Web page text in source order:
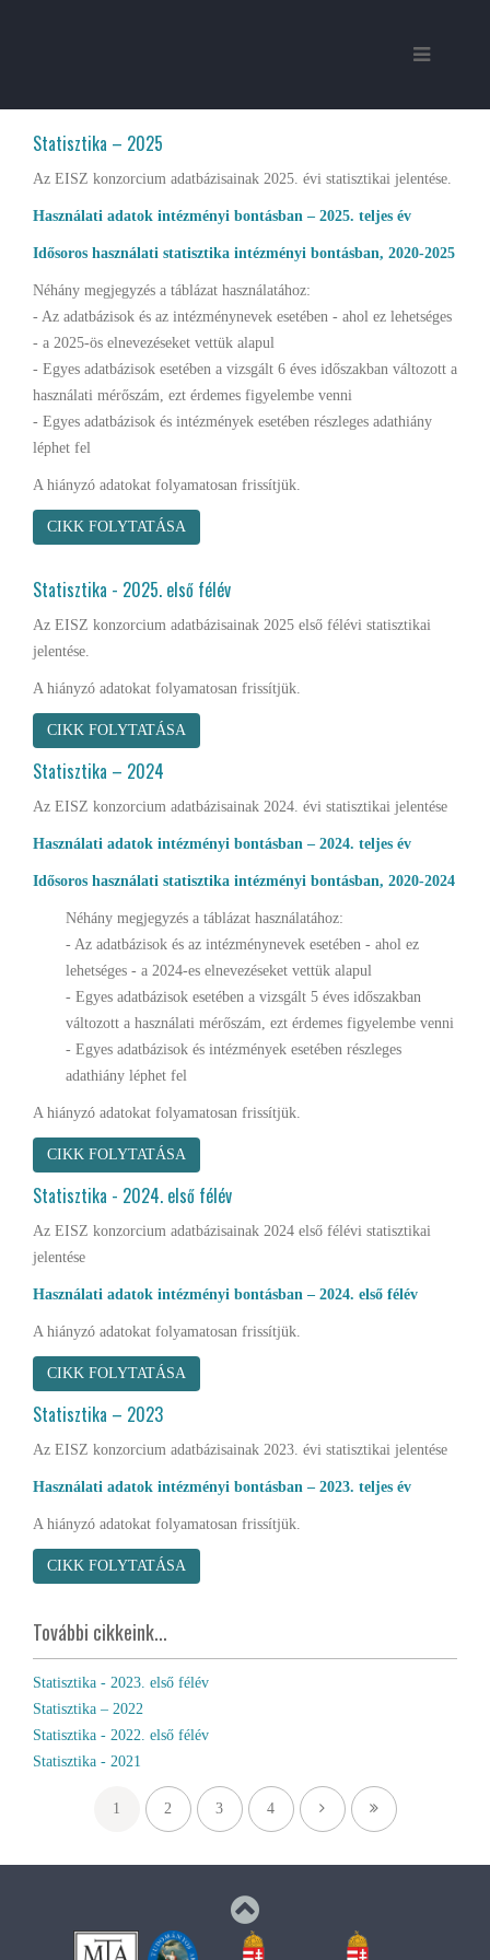
Statisztika – 2025
Az EISZ konzorcium adatbázisainak 2025. évi statisztikai jelentése.
Használati adatok intézményi bontásban – 2025. teljes év
Idősoros használati statisztika intézményi bontásban, 2020-2025
Néhány megjegyzés a táblázat használatához:
- Az adatbázisok és az intézménynevek esetében - ahol ez lehetséges
- a 2025-ös elnevezéseket vettük alapul
- Egyes adatbázisok esetében a vizsgált 6 éves időszakban változott a
használati mérőszám, ezt érdemes figyelembe venni
- Egyes adatbázisok és intézmények esetében részleges adathiány
léphet fel
A hiányzó adatokat folyamatosan frissítjük.
CIKK FOLYTATÁSA
Statisztika - 2025. első félév
Az EISZ konzorcium adatbázisainak 2025 első félévi statisztikai
jelentése.
A hiányzó adatokat folyamatosan frissítjük.
CIKK FOLYTATÁSA
Statisztika – 2024
Az EISZ konzorcium adatbázisainak 2024. évi statisztikai jelentése
Használati adatok intézményi bontásban – 2024. teljes év
Idősoros használati statisztika intézményi bontásban, 2020-2024
Néhány megjegyzés a táblázat használatához:
- Az adatbázisok és az intézménynevek esetében - ahol ez
lehetséges - a 2024-es elnevezéseket vettük alapul
- Egyes adatbázisok esetében a vizsgált 5 éves időszakban
változott a használati mérőszám, ezt érdemes figyelembe venni
- Egyes adatbázisok és intézmények esetében részleges
adathiány léphet fel
A hiányzó adatokat folyamatosan frissítjük.
CIKK FOLYTATÁSA
Statisztika - 2024. első félév
Az EISZ konzorcium adatbázisainak 2024 első félévi statisztikai
jelentése
Használati adatok intézményi bontásban – 2024. első félév
A hiányzó adatokat folyamatosan frissítjük.
CIKK FOLYTATÁSA
Statisztika – 2023
Az EISZ konzorcium adatbázisainak 2023. évi statisztikai jelentése
Használati adatok intézményi bontásban – 2023. teljes év
A hiányzó adatokat folyamatosan frissítjük.
CIKK FOLYTATÁSA
További cikkeink...
Statisztika - 2023. első félév
Statisztika – 2022
Statisztika - 2022. első félév
Statisztika - 2021
1 2 3 4